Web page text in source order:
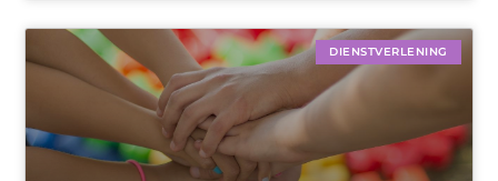
DIENSTVERLENING